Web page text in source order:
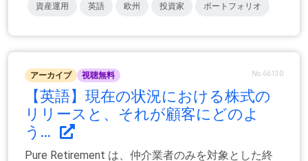
資産運用 英語 欧州 投資家 ポートフォリオ
アーカイブ 視聴無料 No.66130
【英語】現在の状況における株式の
リリースと、それが顧客にどのよ
う...
Pure Retirement は、仲介業者のみを対象とした終